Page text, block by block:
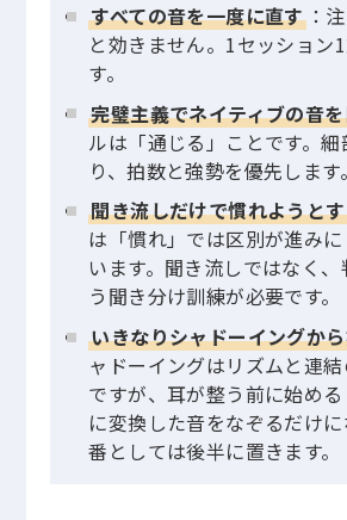
すべての音を一度に直す：
と効きません。1セッション
す。
完璧主義でネイティブの音
ルは「通じる」ことです。細
り、拍数と強勢を優先します。
聞き流しだけで慣れようと
は「慣れ」では区別が進み
います。聞き流しではなく
う聞き分け訓練が必要です。
いきなりシャドーイングか
ャドーイングはリズムと連
ですが、耳が整う前に始め
に変換した音をなぞるだけ
番としては後半に置きます。